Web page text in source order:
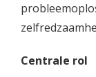
Centrale rol